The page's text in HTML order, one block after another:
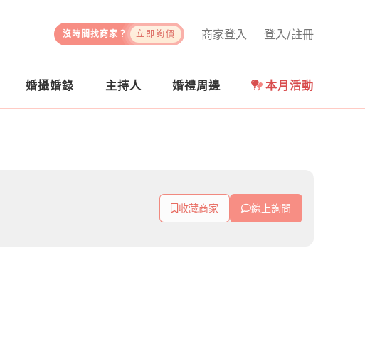
登入/註冊
商家登入
沒時間找商家？ 立即詢價
婚攝婚錄 主持人 婚禮周邊 本月活動
收藏商家 線上詢問